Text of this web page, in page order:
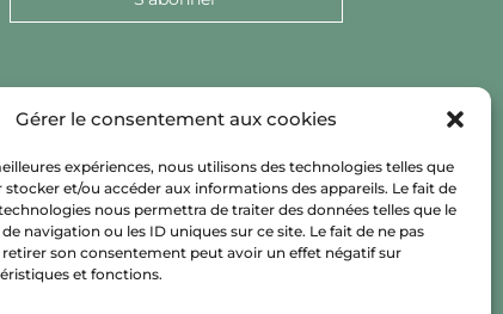
Gérer le consentement aux cookies
expériences, nous utilisons des technologies telles que
stocker et/ou accéder aux informations des appareils. Le fait de
nous permettra de traiter des données telles que le
navigation ou les ID uniques sur ce site. Le fait de ne pas
son consentement peut avoir un effet négatif sur
et fonctions.